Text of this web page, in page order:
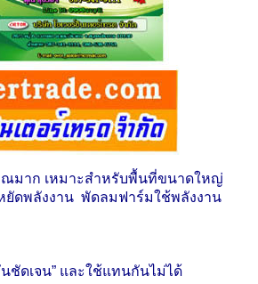
ณมาก เหมาะสำหรับพื้นที่ขนาดใหญ่
ยัดพลังงาน พัดลมฟาร์มใช้พลังงาน
ชัดเจน” และใช้แทนกันไม่ได้